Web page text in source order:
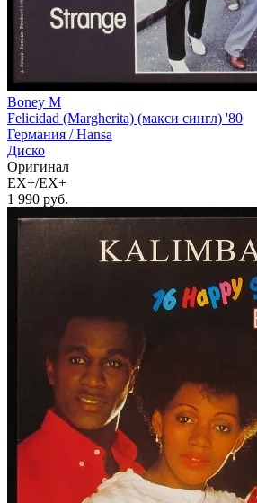
Boney M
Felicidad (Margherita) (макси сингл) '80
Германия /Hansa
Диско
Оригинал
EX+/EX+
1 990 руб.